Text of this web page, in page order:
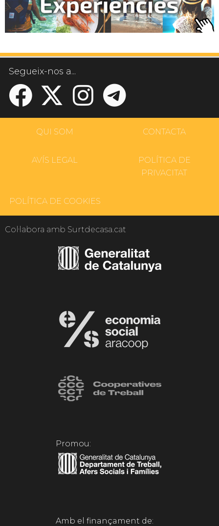
Segueix-nos a...
QUI SOM CONTACTA
AVÍS LEGAL
POLÍTICA DE
PRIVACITAT
POLÍTICA DE COOKIES
Col·labora amb Surtdecasa.cat
Promou:
Amb el finançament de: